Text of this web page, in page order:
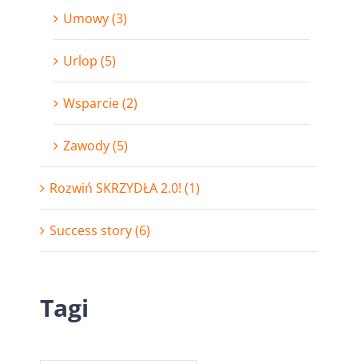
Umowy (3)
Urlop (5)
Wsparcie (2)
Zawody (5)
Rozwiń SKRZYDŁA 2.0! (1)
Success story (6)
Tagi